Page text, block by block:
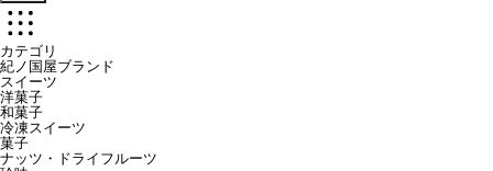
カテゴリ
紀ノ国屋ブランド
スイーツ
洋菓子
和菓子
冷凍スイーツ
菓子
ナッツ・ドライフルーツ